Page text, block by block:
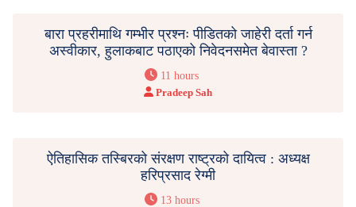
बारा प्रहरीमाथि गम्भीर प्रश्नः पीडितको जाहेरी दर्ता गर्न
अस्वीकार, हुलाकबाट पठाएको निवेदनसमेत बेवास्ता ?
11 hours
Pradeep Sah
ऐतिहासिक तस्बिरको संरक्षण राष्ट्रको दायित्व : अध्यक्ष
हरिप्रसाद रेग्मी
13 hours